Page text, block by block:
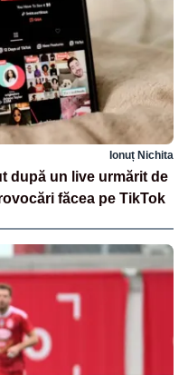
Ionuț Nichita
după un live urmărit de
făcea pe TikTok